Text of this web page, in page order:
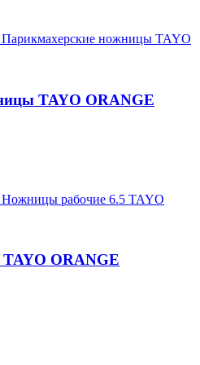
TAYO ORANGE
ORANGE